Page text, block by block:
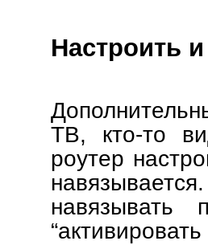
Настроить
ТВ, кто-то
роутер
навязывать